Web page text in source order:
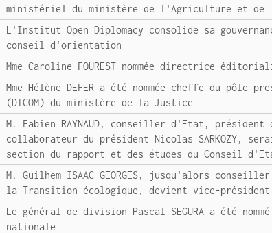
ministériel du ministère de l'Agriculture et de
L'Institut Open Diplomacy consolide sa
conseil d'orientation
Mme Caroline FOUREST nommée directrice
Mme Hélène DEFER a été nommée cheffe du
(DICOM) du ministère de la Justice
M. Fabien RAYNAUD, conseiller d'Etat,
collaborateur du président Nicolas SARKOZY,
section du rapport et des études du Conseil
M. Guilhem ISAAC GEORGES, jusqu'alors
la Transition écologique, devient vice-président
Le général de division Pascal SEGURA a été
nationale